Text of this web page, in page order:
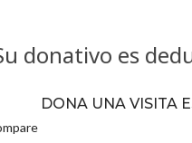
donativo es
DONA UNA VISITA